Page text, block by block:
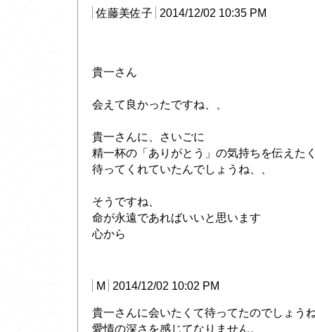
佐藤美佐子
2014/12/02 10:35 PM
貴一さん
会えて良かったですね、、
貴一さんに、さいごに
精一杯の「ありがとう」の気持ちを伝えた
待ってくれていたんでしょうね、、
そうですね、
命が永遠であればいいと思います
心から
M 2014/12/02 10:02 PM
貴一さんに会いたくて待ってたのでしょう
愛情の深さを感じてなりません。